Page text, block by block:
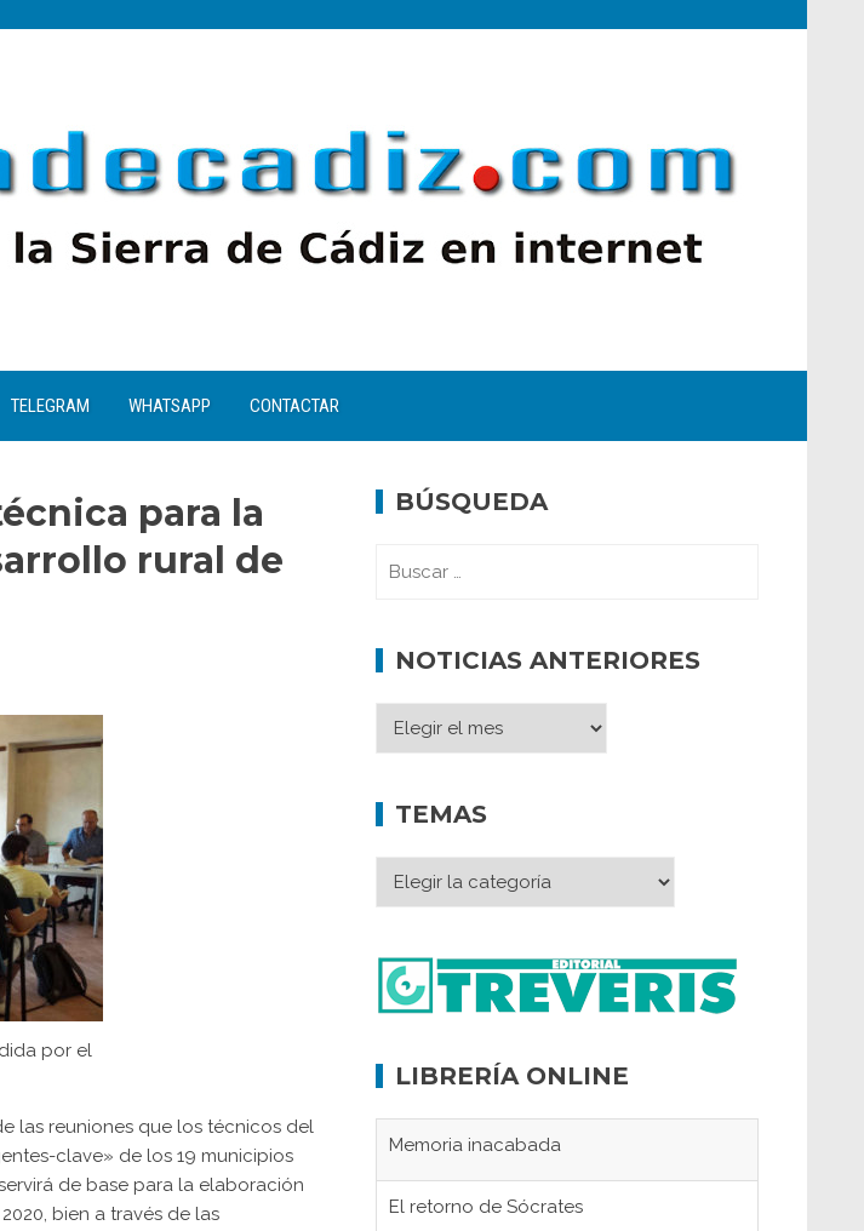
TELEGRAM WHATSAPP CONTACTAR
para la
rural de
por el
las reuniones que los técnicos del
clave» de los 19 municipios
de base para la elaboración
bien a través de las
BÚSQUEDA
NOTICIAS ANTERIORES
TEMAS
LIBRERÍA ONLINE
Memoria inacabada
El retorno de Sócrates